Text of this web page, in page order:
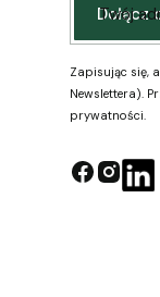
Twój
Zapisując się,
Newslettera).
prywatności.